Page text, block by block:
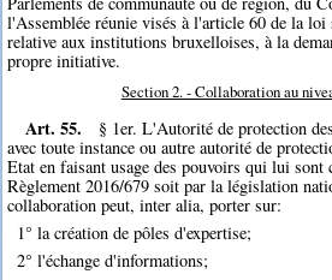
l'Assemblée réunie visés à l'article 60 de la
relative aux institutions bruxelloises, à la
propre initiative.
Section 2. - Collaboration au
Art. 55.
§ 1er. L'Autorité de protection
avec toute instance ou autre autorité de
Etat en faisant usage des pouvoirs qui lui sont
Règlement 2016/679 soit par la législation
collaboration peut, inter alia, porter sur:
1° la création de pôles d'expertise;
2° l'échange d'informations;